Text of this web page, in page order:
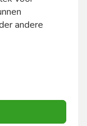
andere